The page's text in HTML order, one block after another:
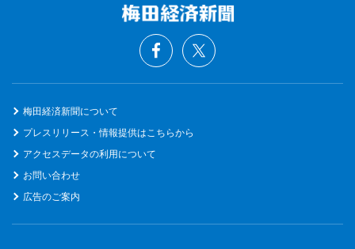
梅田経済新聞について
プレスリリース・情報提供はこちらから
アクセスデータの利用について
お問い合わせ
広告のご案内